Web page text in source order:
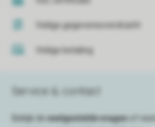
Veilige gegevensoverdracht
Veilige betaling
Service & contact
Bekijk de veelgestelde vragen
of